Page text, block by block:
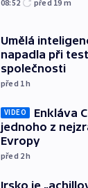
08:52 před 19 m
Umělá
napadla při
společnosti
před 1h
VIDEO
Enkláva
jednoho z
Evropy
před 2h
Irsko je